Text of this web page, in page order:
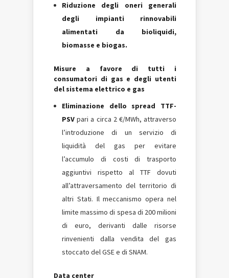
Riduzione degli oneri generali
degli impianti rinnovabili
alimentati da bioliquidi,
biomasse e biogas.
Misure a favore di tutti i
consumatori di gas e degli utenti
del sistema elettrico e gas
Eliminazione dello spread TTF-
PSV pari a circa 2 €/MWh, attraverso
l’introduzione di un servizio di
liquidità del gas per evitare
l’accumulo di costi di trasporto
aggiuntivi rispetto al TTF dovuti
all’attraversamento del territorio di
altri Stati. Il meccanismo opera nel
limite massimo di spesa di 200 milioni
di euro, derivanti dalle risorse
rinvenienti dalla vendita del gas
stoccato del GSE e di SNAM.
Data center